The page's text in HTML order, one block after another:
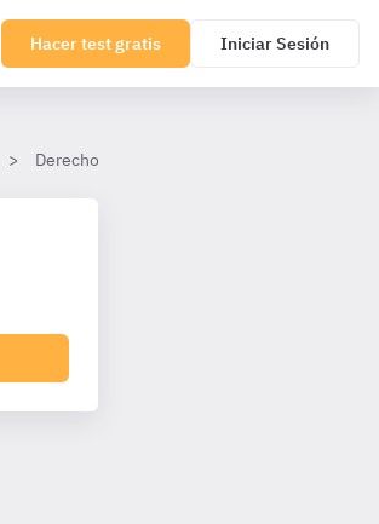
Hacer test gratis Iniciar Sesión
Derecho Penitenciario